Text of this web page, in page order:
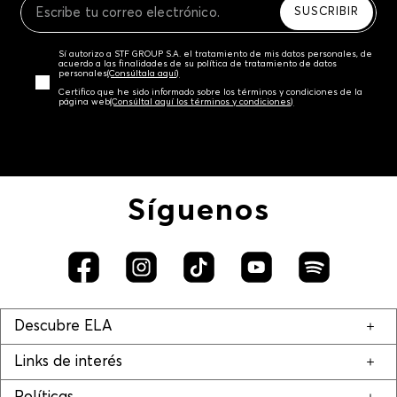
SUSCRIBIR
Sí autorizo a STF GROUP S.A. el tratamiento de mis datos personales, de
acuerdo a las finalidades de su política de tratamiento de datos
personales‎(Consúltala aquí)
Certifico que he sido informado sobre los términos y condiciones de la
página web‎(Consúltal aquí los términos y condiciones)
Síguenos
Descubre ELA
Links de interés